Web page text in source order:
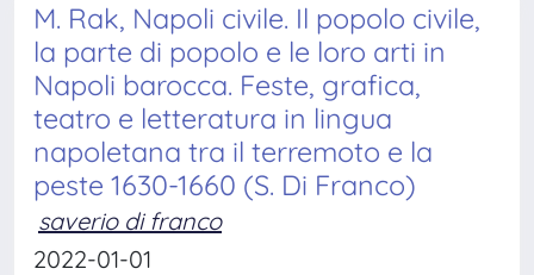
M. Rak, Napoli civile. Il popolo civile,
la parte di popolo e le loro arti in
Napoli barocca. Feste, grafica,
teatro e letteratura in lingua
napoletana tra il terremoto e la
peste 1630-1660 (S. Di Franco)
saverio di franco
2022-01-01